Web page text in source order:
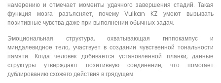
намерению и отмечает моменты удачного завершения стадий. Такая
функция мозга разъясняет, почему Vulkan KZ умеют вызывать
позитивные чувства даже при выполнении обычных задач.
Эмоциональная структура, охватывающая гиппокампус и
миндалевидное тело, участвует в создании чувственной тональности
памяти. Когда человек добивается установленной планки, данные
структуры утверждают позитивную соединение, что помогает
дублированию схожего действия в грядущем.